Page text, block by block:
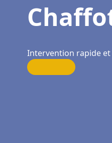
Intervention rapide et